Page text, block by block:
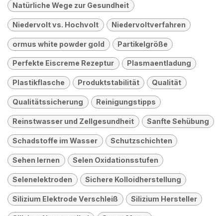
Natürliche Wege zur Gesundheit
Niedervolt vs. Hochvolt Niedervoltverfahren
ormus white powder gold Partikelgröße
Perfekte Eiscreme Rezeptur Plasmaentladung
Plastikflasche Produktstabilität Qualität
Qualitätssicherung Reinigungstipps
Reinstwasser und Zellgesundheit Sanfte Sehübung
Schadstoffe im Wasser Schutzschichten
Sehen lernen Selen Oxidationsstufen
Selenelektroden Sichere Kolloidherstellung
Silizium Elektrode Verschleiß Silizium Hersteller